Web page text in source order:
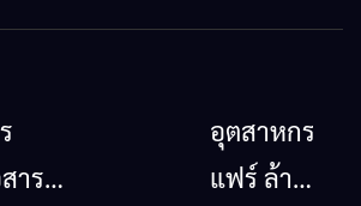
าร
อุตสาหกรรม
แฟร์ ล้าน